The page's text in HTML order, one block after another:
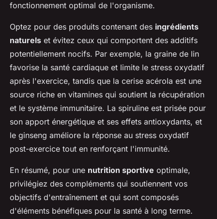
fonctionnement optimal de l'organisme.
Optez pour des produits contenant des ingrédients
naturels et évitez ceux qui comportent des additifs
potentiellement nocifs. Par exemple, la graine de lin
favorise la santé cardiaque et limite le stress oxydatif
après l'exercice, tandis que la cerise acérola est une
source riche en vitamines qui soutient la récupération
et le système immunitaire. La spiruline est prisée pour
son apport énergétique et ses effets antioxydants, et
le ginseng améliore la réponse au stress oxydatif
post-exercice tout en renforçant l'immunité.
En résumé, pour une nutrition sportive optimale,
privilégiez des compléments qui soutiennent vos
objectifs d'entraînement et qui sont composés
d'éléments bénéfiques pour la santé à long terme.